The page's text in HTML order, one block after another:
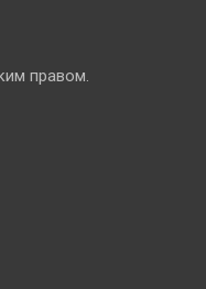
правом.